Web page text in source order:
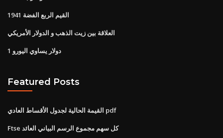
1941 القيم الربع الفضة
العلاقة بين زيت الذهب و الدولار الأمريكي
1 دولار يساوي اليورو
Featured Posts
القيمة الحالية لجدول الأقساط العادي pdf
Ftse كل سهم مجموع الرسم البياني العائد